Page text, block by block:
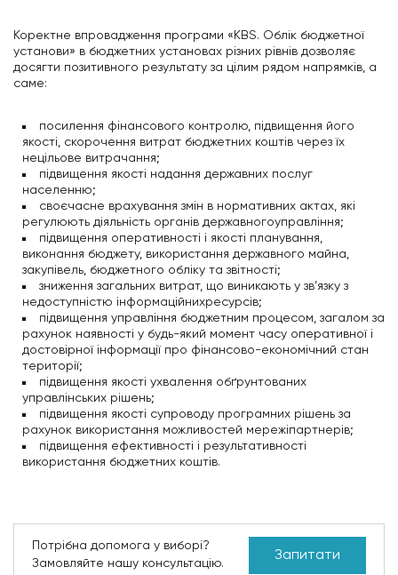
Коректне впровадження програми «KBS. Облік бюджетної
установи» в бюджетних установах різних рівнів дозволяє
досягти позитивного результату за цілим рядом напрямків, а
саме:
посилення фінансового контролю, підвищення його
якості, скорочення витрат бюджетних коштів через їх
нецільове витрачання;
підвищення якості надання державних послуг
населенню;
своєчасне врахування змін в нормативних актах, які
регулюють діяльність органів державногоуправління;
підвищення оперативності і якості планування,
виконання бюджету, використання державного майна,
закупівель, бюджетного обліку та звітності;
зниження загальних витрат, що виникають у зв’язку з
недоступністю інформаційнихресурсів;
підвищення управління бюджетним процесом, загалом за
рахунок наявності у будь-який момент часу оперативної і
достовірної інформації про фінансово-економічний стан
території;
підвищення якості ухвалення обґрунтованих
управлінських рішень;
підвищення якості супроводу програмних рішень за
рахунок використання можливостей мережіпартнерів;
підвищення ефективності і результативності
використання бюджетних коштів.
Потрібна допомога у виборі?
Замовляйте нашу консультацію.
Запитати